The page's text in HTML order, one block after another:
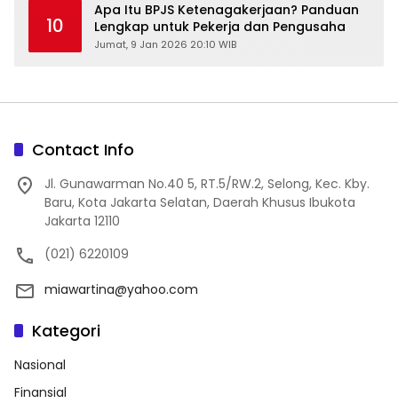
10
Apa Itu BPJS Ketenagakerjaan? Panduan
Lengkap untuk Pekerja dan Pengusaha
Jumat, 9 Jan 2026 20:10 WIB
Contact Info
Jl. Gunawarman No.40 5, RT.5/RW.2, Selong, Kec. Kby.
Baru, Kota Jakarta Selatan, Daerah Khusus Ibukota
Jakarta 12110
(021) 6220109
miawartina@yahoo.com
Kategori
Nasional
Finansial